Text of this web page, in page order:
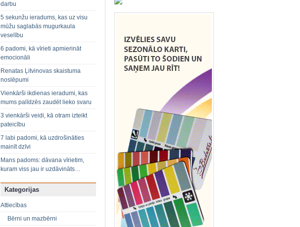
darbu
5 sekunžu ieradums, kas uz visu
mūžu saglabās mugurkaula
veselību
6 padomi, kā vīrieti apmierināt
emocionāli
Renatas Ļitvinovas skaistuma
noslēpumi
Vienkārši ikdienas ieradumi, kas
mums palīdzēs zaudēt lieko svaru
3 vienkārši veidi, kā otram izteikt
pateicību
7 labi padomi, kā uzdrošināties
mainīt dzīvi
Mans padoms: dāvana vīrietim,
kuram viss jau ir uzdāvināts…
Kategorijas
Attiecības
Bērni un mazbērni